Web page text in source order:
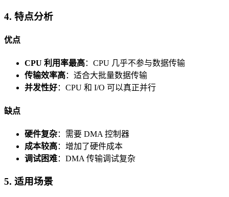
4. 特点分析
优点
CPU 利用率最高：CPU 几乎不参与数据传输
传输效率高：适合大批量数据传输
并发性好：CPU 和 I/O 可以真正并行
缺点
硬件复杂：需要 DMA 控制器
成本较高：增加了硬件成本
调试困难：DMA 传输调试复杂
5. 适用场景